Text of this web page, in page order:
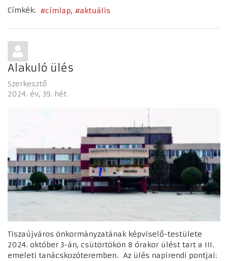
Címkék:
címlap aktuális
Alakuló ülés
Szerkesztő
2024. év 39. hét
Tiszaújváros önkormányzatának képviselő-testülete
2024. október 3-án, csütörtökön 8 órakor ülést tart a III.
emeleti tanácskozóteremben. Az ülés napirendi pontjai: